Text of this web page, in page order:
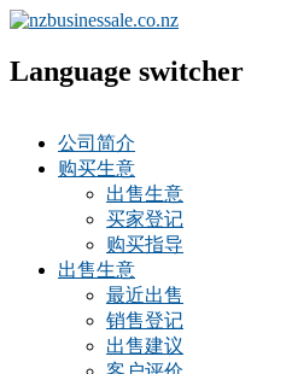
Language switcher
公司简介
购买生意
出售生意
买家登记
购买指导
出售生意
最近出售
销售登记
出售建议